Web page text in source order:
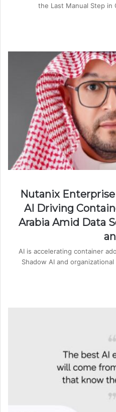
the Last Manual Step in
Nutanix
AI Driving
Arabia Amid Data
AI is accelerating container
Shadow AI and